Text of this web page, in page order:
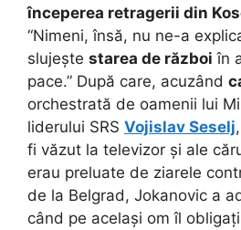
începerea retragerii din
“Nimeni, însă, nu ne-a
slujește starea de război în
pace.” După care, acuzând
orchestrată de oamenii lui
liderului SRS Vojislav Seselj
fi văzut la televizor și ale
erau preluate de ziarele
de la Belgrad, Jokanovic a
când pe același om îl